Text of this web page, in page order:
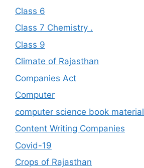
Class 6
Class 7 Chemistry .
Class 9
Climate of Rajasthan
Companies Act
Computer
computer science book material
Content Writing Companies
Covid-19
Crops of Rajasthan